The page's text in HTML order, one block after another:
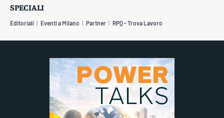
SPECIALI
Editoriali Eventi a Milano Partner RPQ - Trova Lavoro